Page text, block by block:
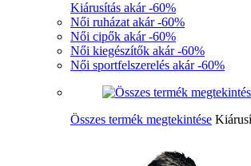
Kiárusítás akár -60%
Női ruházat akár -60%
Női cipők akár -60%
Női kiegészítők akár -60%
Női sportfelszerelés akár -60%
Összes termék megtekintése